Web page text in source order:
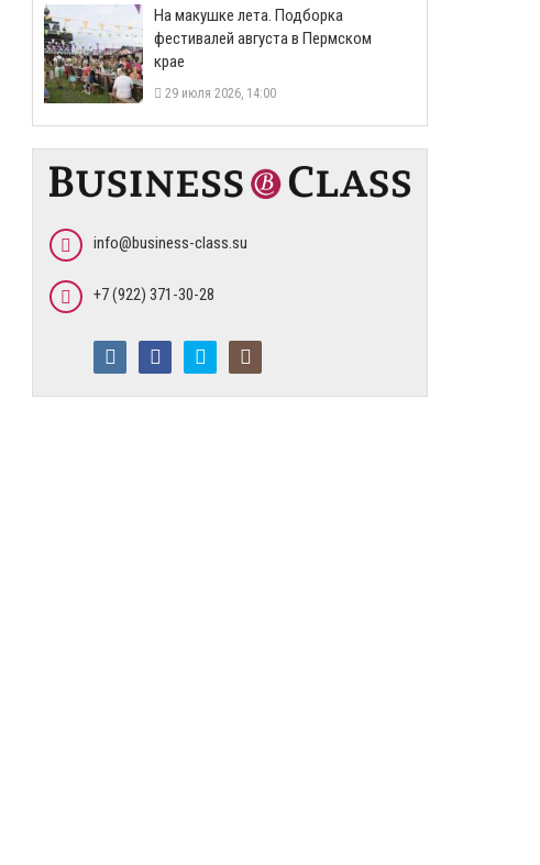
На макушке лета. Подборка
фестивалей августа в Пермском
крае
29 июля 2026, 14:00
info@business-class.su
+7 (922) 371-30-28